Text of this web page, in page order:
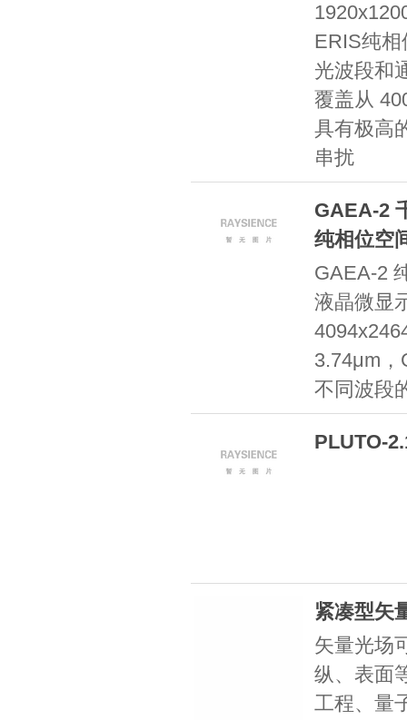
ERIS纯
光波段和
覆盖从
具有极高
串扰
GAEA-2
纯相位空
GAEA-2
液晶微显
3.74μm
不同波段
PLUTO-
紧凑型矢
矢量光场
纵、表面
工程、量